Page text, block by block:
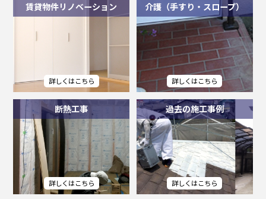
賃貸物件リノベーション 介護（手すり・スロープ）
断熱工事 過去の施工事例